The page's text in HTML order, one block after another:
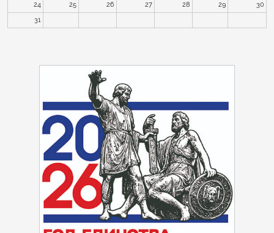
24
25 26 27 28 29
30
31